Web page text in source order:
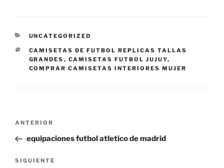
CATEGORÍAS
UNCATEGORIZED
ETIQUETAS
CAMISETAS DE FUTBOL REPLICAS TALLAS
GRANDES , CAMISETAS FUTBOL JUJUY,
COMPRAR CAMISETAS INTERIORES MUJER
Navegación
entradas
Entrada
anterior:
ANTERIOR
equipaciones futbol atletico de madrid
Siguiente
SIGUIENTE